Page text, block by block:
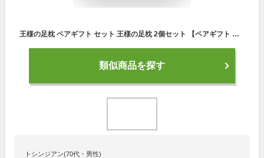
王様の足枕 ペアギフト セット 王様の足枕 2個セット 【ペアギフト 足枕 ペア セット それぞれ フットレスト フットピロー 脚枕 脚まくら リラックス 健康 グッズ 記念日 誕生日 夫婦 カップル 両親 男性 女性 祖父母 プレゼント】【母の日】【父の日】
類似商品を探す
トシンジアン(70代・男性)